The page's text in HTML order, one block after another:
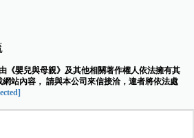
《嬰兒與母親》及其他相關著作權人依法擁有其
站內容， 請與本公司來信接洽，違者將依法處